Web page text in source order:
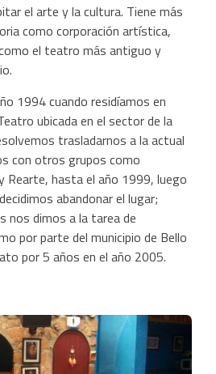
el arte y la cultura. Tiene más
como corporación artística,
el teatro más antiguo y
1994 cuando residíamos en
ubicada en el sector de la
trasladarnos a la actual
con otros grupos como
Rearte, hasta el año 1999, luego
abandonar el lugar;
nos dimos a la tarea de
por parte del municipio de Bello
por 5 años en el año 2005.